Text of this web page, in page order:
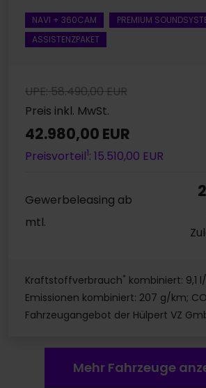
NAVI + 360CAM
PREMIUM
ASSISTENZPAKET
UPE: 58.490,00 EUR
Preis inkl. MwSt.
42.980,00 EUR
Preisvorteil1: 15.510,00 EUR
Gewerbeleasing ab
mtl.
Kraftstoffverbrauch* kombiniert: 9,1
Emissionen kombiniert: 207 g/km; CO
Fahrzeugangebot der Hülpert VZ
Mehr Fahrzeuge